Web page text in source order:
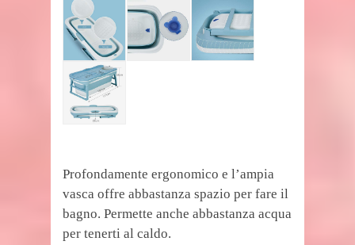
Profondamente ergonomico e l’ampia
vasca offre abbastanza spazio per fare il
bagno. Permette anche abbastanza acqua
per tenerti al caldo.